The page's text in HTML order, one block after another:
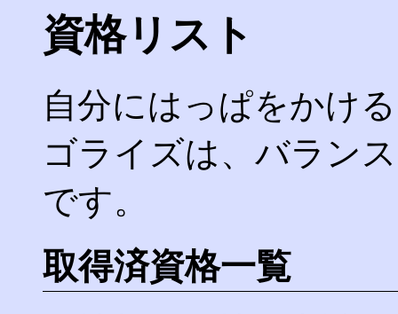
資格リスト
自分にはっぱをかけ
ゴライズは、バラン
です。
取得済資格一覧